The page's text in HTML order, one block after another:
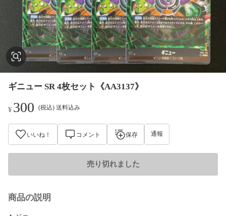
ギニュー SR 4枚セット《AA3137》
¥300 (税込) 送料込み
いいね！ コメント 保存 通報
売り切れました
商品の説明